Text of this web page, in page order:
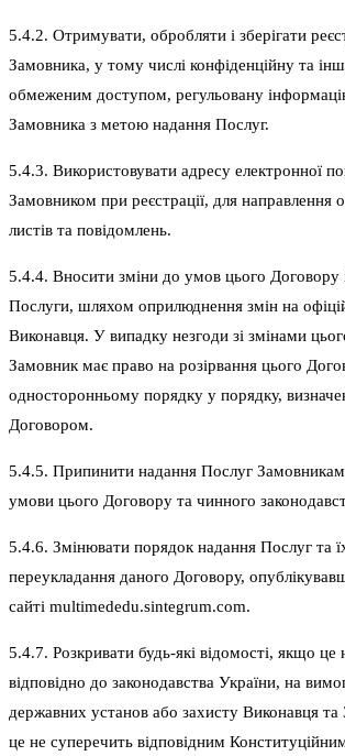
5.4.2. Отримувати, обробляти і зберігати
Замовника, у тому числі конфіденційну та
обмеженим доступом, регульовану
Замовника з метою надання Послуг.
5.4.3. Використовувати адресу електронної
Замовником при реєстрації, для направлення
листів та повідомлень.
5.4.4. Вносити зміни до умов цього Договору
Послуги, шляхом оприлюднення змін на
Виконавця. У випадку незгоди зі змінами
Замовник має право на розірвання цього
односторонньому порядку у порядку,
Договором.
5.4.5. Припинити надання Послуг
умови цього Договору та чинного
5.4.6. Змінювати порядок надання Послуг та
переукладання даного Договору,
сайті multimededu.sintegrum.com.
5.4.7. Розкривати будь-які відомості, якщо це
відповідно до законодавства України, на
державних установ або захисту Виконавця
це не суперечить відповідним